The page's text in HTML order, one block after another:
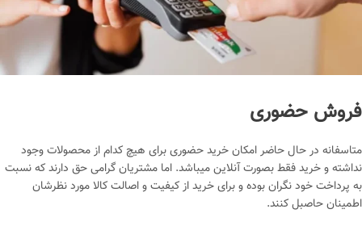
فروش حضوری
متاسفانه در حال حاضر امکان خرید حضوری برای هیچ کدام از محصولات وجود
نداشته و خرید فقط بصورت آنلاین میباشد. اما مشتریان گرامی حق دارند که نسبت
به پرداخت خود نگران بوده و برای خرید از کیفیت و اصالت کالا مورد نظرشان
اطمینان حاصبل کنند.